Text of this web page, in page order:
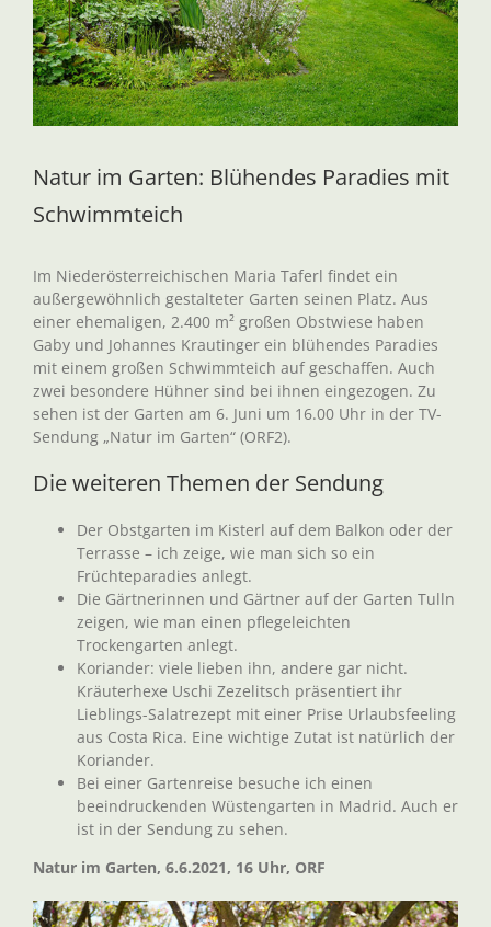
Natur im Garten: Blühendes Paradies mit
Schwimmteich
Im Niederösterreichischen Maria Taferl findet ein
außergewöhnlich gestalteter Garten seinen Platz. Aus
einer ehemaligen, 2.400 m² großen Obstwiese haben
Gaby und Johannes Krautinger ein blühendes Paradies
mit einem großen Schwimmteich auf geschaffen. Auch
zwei besondere Hühner sind bei ihnen eingezogen. Zu
sehen ist der Garten am 6. Juni um 16.00 Uhr in der TV-
Sendung „Natur im Garten“ (ORF2).
Die weiteren Themen der Sendung
Der Obstgarten im Kisterl auf dem Balkon oder der
Terrasse – ich zeige, wie man sich so ein
Früchteparadies anlegt.
Die Gärtnerinnen und Gärtner auf der Garten Tulln
zeigen, wie man einen pflegeleichten
Trockengarten anlegt.
Koriander: viele lieben ihn, andere gar nicht.
Kräuterhexe Uschi Zezelitsch präsentiert ihr
Lieblings-Salatrezept mit einer Prise Urlaubsfeeling
aus Costa Rica. Eine wichtige Zutat ist natürlich der
Koriander.
Bei einer Gartenreise besuche ich einen
beeindruckenden Wüstengarten in Madrid. Auch er
ist in der Sendung zu sehen.
Natur im Garten, 6.6.2021, 16 Uhr, ORF